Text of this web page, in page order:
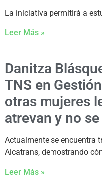
La iniciativa permitirá a
Leer Más »
Danitza
TNS en
otras mujeres
atrevan y no se
Actualmente se encuentra
Alcatrans, demostrando
Leer Más »